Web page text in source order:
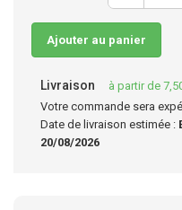
Ajouter au panier
Livraison
à partir de
Votre commande sera
Date de livraison estimée :
20/08/2026